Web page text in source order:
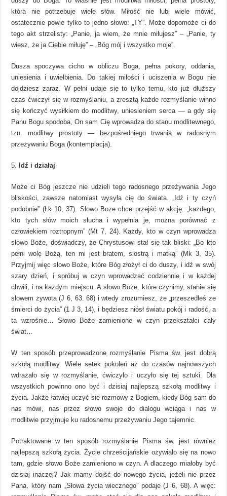
która nie potrzebuje wiele słów. Miłość nie lubi wiele mówić,
ostatecznie powie tylko to jedno słowo: „TY”. Może dopomoże ci do
tego akt strzelisty: „Panie, ja wiem, że mnie miłujesz” – „Panie, ty
wiesz, że ja Ciebie miłuję” – „Bóg mój i wszystko moje”.
Dusza spoczywa cicho w obliczu Boga, pełna pokory, oddania,
uniesienia i uwielbienia. Do takiej miłości i uciszenia w Bogu nie
dojdziesz zaraz. W pełni udaje się to tylko temu, kto już dłuższy
czas ćwiczył się w rozmyślaniu, a zresztą każde rozmyślanie winno
się kończyć wysiłkiem do modlitwy, uniesieniem serca — a gdy się
Panu Bogu spodoba, On sam Cię wprowadza do stanu modlitewnego,
tzn. modlitwy prostoty — bezpośredniego trwania w radosnym
przeżywaniu Boga (kontemplacja).
Idź i działaj
Może ci Bóg jeszcze nie udzieli tego radosnego przeżywania Jego
bliskości, zawsze natomiast wysyła cię do świata. „Idź i ty czyń
podobnie” (Łk 10, 37). Słowo Boże chce przejść w akcję: „każdego,
kto tych słów moich słucha i wypełnia je, można porównać z
człowiekiem roztropnym” (Mt 7, 24). Każdy, kto w czyn wprowadza
słowo Boże, doświadczy, że Chrystusowi stał się tak bliski: „Bo kto
pełni wolę Bożą, ten mi jest bratem, siostrą i matką” (Mk 3, 35).
Przyjmij więc słowo Boże, które Bóg złożył ci do duszy, i idź w swój
szary dzień, i spróbuj w czyn wprowadzać codziennie i w każdej
chwili, i na każdym miejscu. A słowo Boże, które czynimy, stanie się
słowem żywota (J 6, 63. 68) i wtedy zrozumiesz, że „przeszedłeś ze
śmierci do życia” (1 J 3, 14), i będziesz niósł światu pokój i radość, a
ta wzrośnie… Słowo Boże zamienione w czyn przekształci cały
świat…
W ten sposób przeprowadzone rozmyślanie Pisma św. jest dobrą
szkołą modlitwy. Wiele setek pokoleń aż do czasów najnowszych
wdrażało się w rozmyślanie, ćwiczyło i uczyło się tej sztuki. Dla
wszystkich powinno ono być i dzisiaj najlepszą szkołą modlitwy i
życia. Jakże łatwiej uczyć się rozmowy z Bogiem, kiedy Bóg sam do
nas mówi, nas przez słowo swoje do dialogu wciąga i nas w
modlitwie przyjmuje ku radosnemu przeżywaniu Jego tajemnic.
Potraktowane w ten sposób rozmyślanie Pisma św. jest również
najlepszą szkołą życia. Życie chrześcijańskie ożywiało się na nowo
tam, gdzie słowo Boże zamieniono w czyn. A dlaczego miałoby być
dzisiaj inaczej? Jak mamy dojść do nowego życia, jeżeli nie przez
Pana, który nam „Słowa życia wiecznego” podaje (J 6, 68). A więc: